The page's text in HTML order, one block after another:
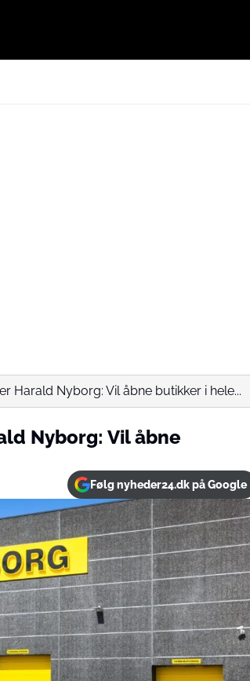
Harald Nyborg: Vil åbne butikker i hele...
Nyborg: Vil åbne
Følg nyheder24.dk på Google